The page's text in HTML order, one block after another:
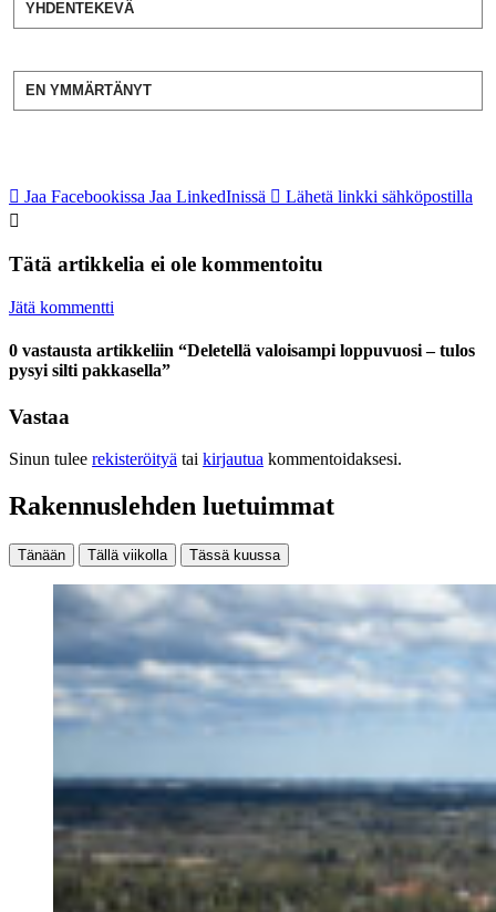
YHDENTEKEVÄ
EN YMMÄRTÄNYT
Jaa Facebookissa Jaa LinkedInissä Lähetä linkki sähköpostilla
Tätä artikkelia ei ole kommentoitu
Jätä kommentti
0 vastausta artikkeliin “Deletellä valoisampi loppuvuosi – tulos
pysyi silti pakkasella”
Vastaa
Sinun tulee rekisteröityä tai kirjautua kommentoidaksesi.
Rakennuslehden luetuimmat
Tänään Tällä viikolla Tässä kuussa